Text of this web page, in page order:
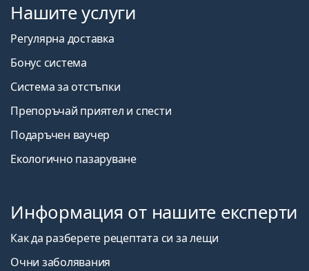
Нашите услуги
Регулярна доставка
Бонус система
Система за отстъпки
Препоръчай приятел и спести
Подаръчен ваучер
Екологично пазаруване
Информация от нашите експерти
Как да разберете рецептата си за лещи
Очни заболявания